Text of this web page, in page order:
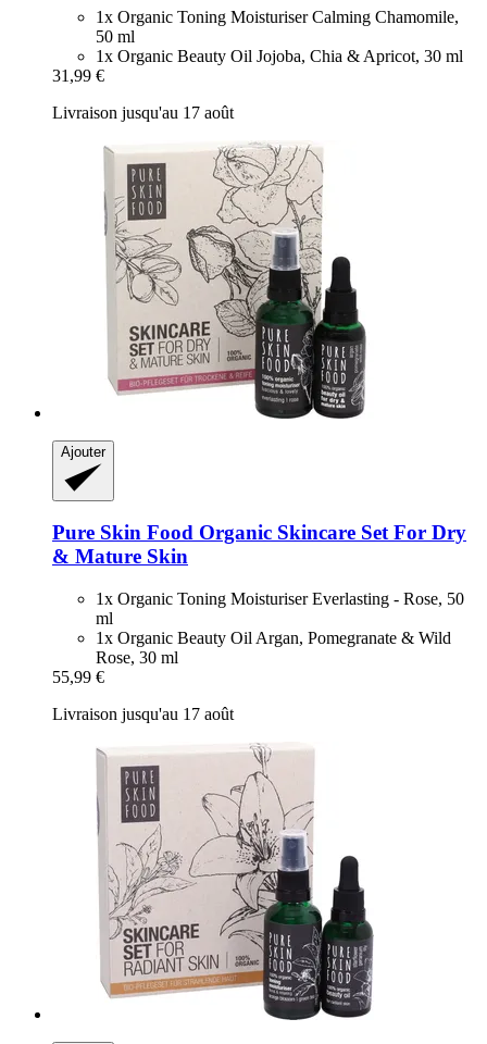
1x Organic Toning Moisturiser Calming Chamomile,
50 ml
1x Organic Beauty Oil Jojoba, Chia & Apricot, 30 ml
31,99 €
Livraison jusqu'au 17 août
Ajouter
Pure Skin Food Organic Skincare Set For Dry
& Mature Skin
1x Organic Toning Moisturiser Everlasting - Rose, 50
ml
1x Organic Beauty Oil Argan, Pomegranate & Wild
Rose, 30 ml
55,99 €
Livraison jusqu'au 17 août